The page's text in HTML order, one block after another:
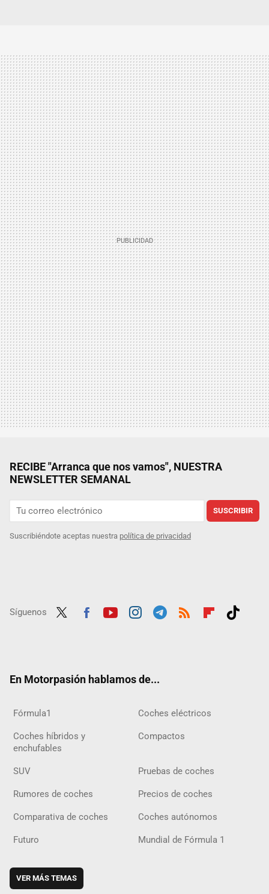
RECIBE "Arranca que nos vamos", NUESTRA
NEWSLETTER SEMANAL
SUSCRIBIR
Suscribiéndote aceptas nuestra política de privacidad
Síguenos
En Motorpasión hablamos de...
Fórmula1 Coches eléctricos
Coches híbridos y
enchufables
Compactos
SUV Pruebas de coches
Rumores de coches Precios de coches
Comparativa de coches Coches autónomos
Futuro Mundial de Fórmula 1
VER MÁS TEMAS